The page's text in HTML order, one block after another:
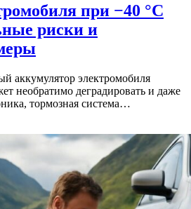
при −40 °C
риски и
аккумулятор электромобиля
необратимо деградировать и даже
тормозная система…